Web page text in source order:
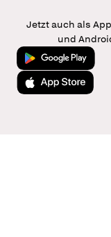
Jetzt auch als
und
Jetzt bei Google
Laden im App Store